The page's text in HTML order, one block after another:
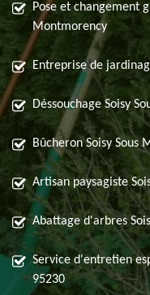
Pose et changement
Montmorency
Entreprise de
Déssouchage Soisy
Bûcheron Soisy Sous
Artisan paysagiste
Abattage d'arbres
Service d'entretien
95230